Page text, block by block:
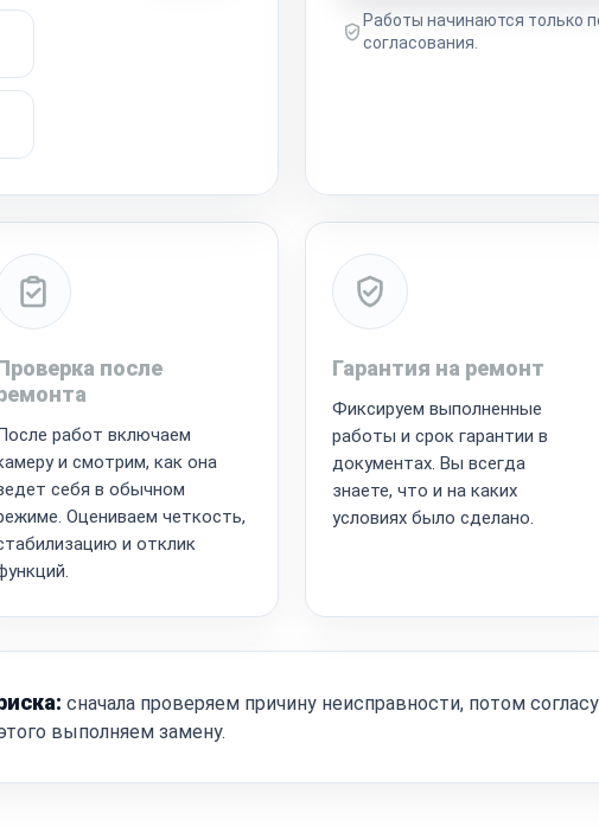
Работы начинаются только
согласования.
после
работ включаем
и смотрим, как она
себя в обычном
Оцениваем четкость,
и отклик
Гарантия на ремонт
Фиксируем выполненные
работы и срок гарантии в
документах. Вы всегда
знаете, что и на каких
условиях было сделано.
сначала проверяем причину неисправности, потом
выполняем замену.